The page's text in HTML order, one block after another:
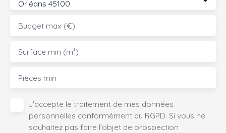
Orléans 45100
Budget max (€)
Surface min (m²)
Pièces min
J'accepte le traitement de mes données
personnelles conformément au RGPD. Si vous ne
souhaitez pas faire l'objet de prospection